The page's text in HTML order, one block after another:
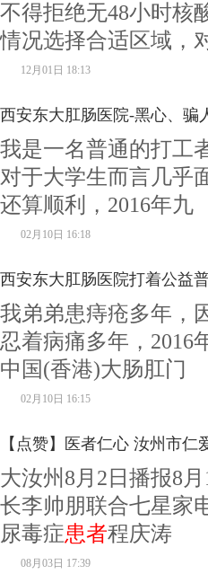
不得拒绝无48小时核
情况选择合适区域，
12月01日 18:13
西安东大肛肠医院-黑心、骗
我是一名普通的打工
对于大学生而言几乎
还算顺利，2016年九
02月10日 16:18
西安东大肛肠医院打着公益
我弟弟患痔疮多年，
忍着病痛多年，2016
中国(香港)大肠肛门
02月10日 16:15
【点赞】医者仁心 汝州市
大汝州8月2日播报8
长李帅朋联合七星家
尿毒症患者程庆涛
08月03日 17:39